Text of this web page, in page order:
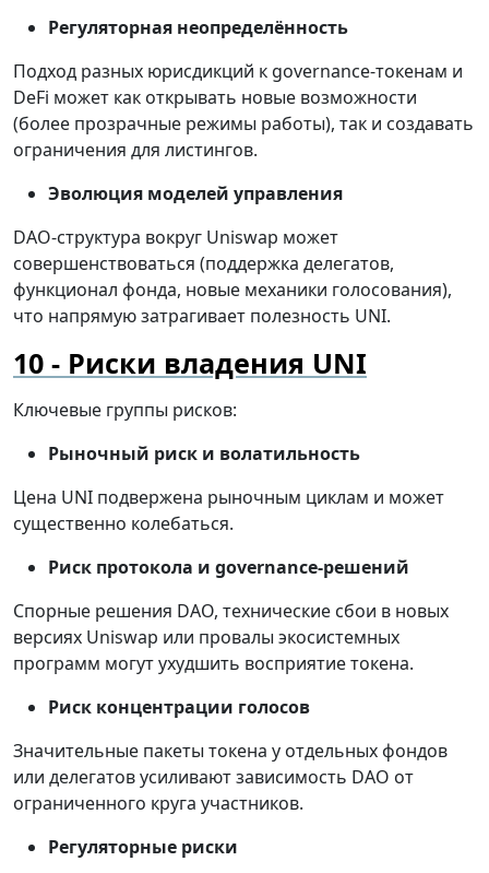
Регуляторная неопределённость
Подход разных юрисдикций к governance-токенам и
DeFi может как открывать новые возможности
(более прозрачные режимы работы), так и создавать
ограничения для листингов.
Эволюция моделей управления
DAO-структура вокруг Uniswap может
совершенствоваться (поддержка делегатов,
функционал фонда, новые механики голосования),
что напрямую затрагивает полезность UNI.
Риски владения UNI
Ключевые группы рисков:
Рыночный риск и волатильность
Цена UNI подвержена рыночным циклам и может
существенно колебаться.
Риск протокола и governance-решений
Спорные решения DAO, технические сбои в новых
версиях Uniswap или провалы экосистемных
программ могут ухудшить восприятие токена.
Риск концентрации голосов
Значительные пакеты токена у отдельных фондов
или делегатов усиливают зависимость DAO от
ограниченного круга участников.
Регуляторные риски